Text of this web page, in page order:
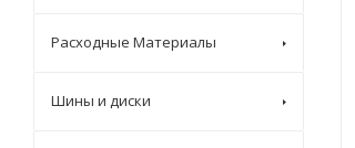
Расходные Материалы
Шины и диски